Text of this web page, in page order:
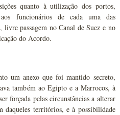
quanto à utilização dos portos,
funcionários de cada uma das
passagem no Canal de Suez e no
do Acordo.
um anexo que foi mantido secreto,
também ao Egipto e a Marrocos, à
forçada pelas circunstâncias a alterar
daqueles territórios, e à possibilidade